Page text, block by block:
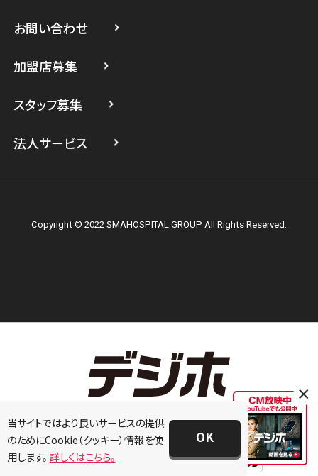
スマホスピタル 武蔵小杉
スマホスピタル テルル上大岡
お問い合わせ
加盟店募集
スタッフ募集
法人サービス
Copyright © 2022 SMAHOSPITAL GROUP All Rights Reserved.
×
当サイトではより良いサービスの提供
のためにCookie（クッキー）情報を使
用します。 詳しくはこちら。
OK